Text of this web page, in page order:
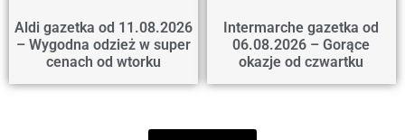
Aldi gazetka od 11.08.2026
– Wygodna odzież w super
cenach od wtorku
Intermarche gazetka od
06.08.2026 – Gorące
okazje od czwartku